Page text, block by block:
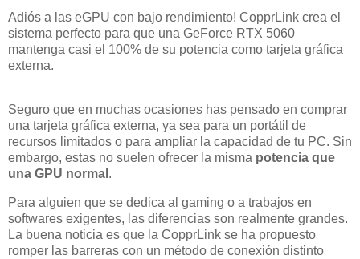
Adiós a las eGPU con bajo rendimiento! CopprLink crea el
sistema perfecto para que una GeForce RTX 5060
mantenga casi el 100% de su potencia como tarjeta gráfica
externa.
Seguro que en muchas ocasiones has pensado en comprar
una tarjeta gráfica externa, ya sea para un portátil de
recursos limitados o para ampliar la capacidad de tu PC. Sin
embargo, estas no suelen ofrecer la misma potencia que
una GPU normal .
Para alguien que se dedica al gaming o a trabajos en
softwares exigentes, las diferencias son realmente grandes.
La buena noticia es que la CopprLink se ha propuesto
romper las barreras con un método de conexión distinto